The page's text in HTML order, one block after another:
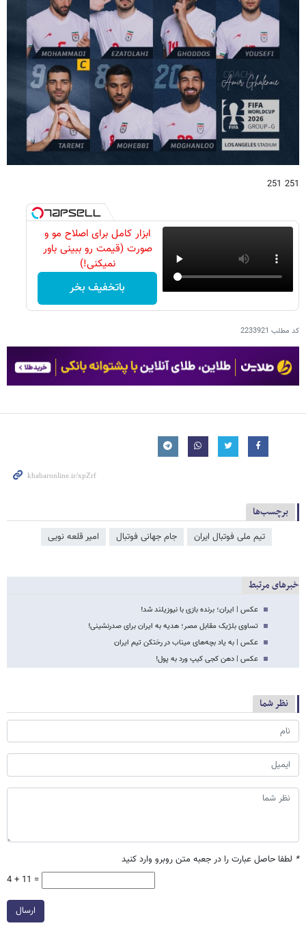
251 251
ابزار کامل برای اصلاح مو و
صورت (قیمت رو ببینی باور
نمیکنی!)
باتخفیف بخر
کد مطلب 2233921
برچسب‌ها
تیم ملی فوتبال ایران جام جهانی فوتبال امیر قلعه نویی
خبرهای مرتبط
عکس | ایران؛ برنده بازی با نیوزیلند شد!
تساوی بلژیک مقابل مصر؛ هدیه به ایران برای صدرنشینی!
عکس | به یاد بچه‌های میناب در رختکن تیم ایران
عکس | دهن کجی کیپ ورد به پول!
نظر شما
* لطفا حاصل عبارت را در جعبه متن روبرو وارد کنید
4 + 11 =
ارسال